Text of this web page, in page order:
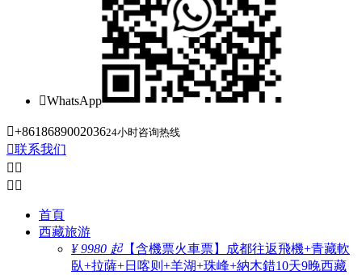
WhatsApp
+861868900203624小时咨询热线
联系我们
 
 
首頁
西藏旅游
¥ 9980 起【含機票火車票】成都往返飛機+青藏軟
臥+拉薩+日喀则+羊湖+珠峰+納木錯10天9晚西藏